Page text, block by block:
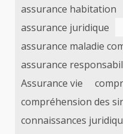
assurance habitation
assurance juridique
assurance maladie
assurance
Assurance vie
compréhension des
connaissances